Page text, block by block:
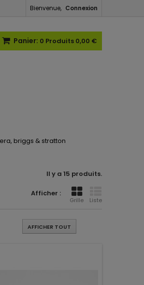
Bienvenue, Connexion
Panier: 0 Produits 0,00 €
briggs & stratton
Il y a 15 produits.
Afficher :
Grille Liste
AFFICHER TOUT